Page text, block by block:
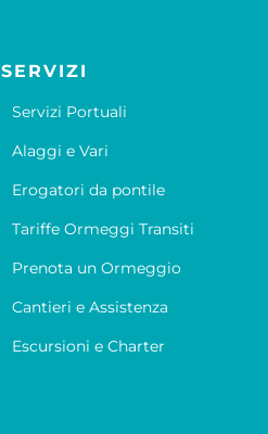
SERVIZI
Servizi Portuali
Alaggi e Vari
Erogatori da pontile
Tariffe Ormeggi Transiti
Prenota un Ormeggio
Cantieri e Assistenza
Escursioni e Charter